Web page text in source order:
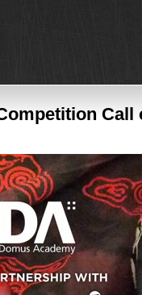
Call